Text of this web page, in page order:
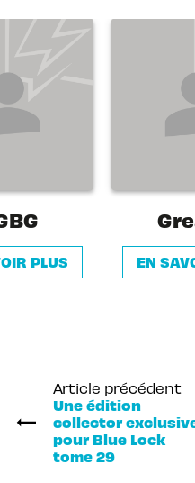
PLUS EN
Article précédent
Une édition
collector
pour Blue Lock
tome 29